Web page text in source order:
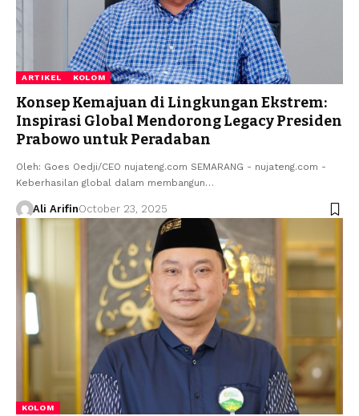
ARTIKEL KOLOM
Konsep Kemajuan di Lingkungan Ekstrem:
Inspirasi Global Mendorong Legacy Presiden
Prabowo untuk Peradaban
Oleh: Goes Oedji/CEO nujateng.com SEMARANG - nujateng.com -
Keberhasilan global dalam membangun…
Ali ArifinOctober 23, 2025
KOLOM